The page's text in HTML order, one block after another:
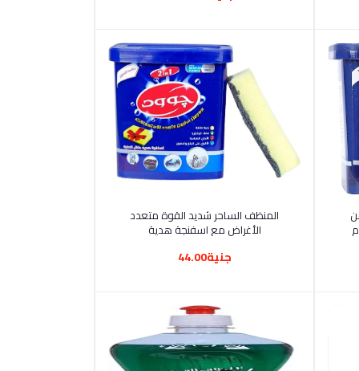
أضف إلى السلة
المنظف الساحر شديد القوة متعدد
الأغراض مع اسفنجة هدية
جنية44.00